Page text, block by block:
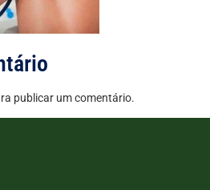
publicar um comentário.